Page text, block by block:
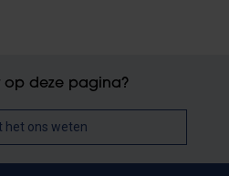
op deze pagina?
het ons weten